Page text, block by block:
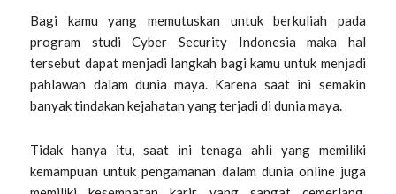
Bagi kamu yang memutuskan untuk berkuliah pada
program studiCyber Security Indonesia maka hal
tersebut dapat menjadi langkah bagi kamu untuk menjadi
pahlawan dalam dunia maya. Karena saat ini semakin
banyak tindakan kejahatan yang terjadi di dunia maya.
Tidak hanya itu, saat ini tenaga ahli yang memiliki
kemampuan untuk pengamanan dalam dunia online juga